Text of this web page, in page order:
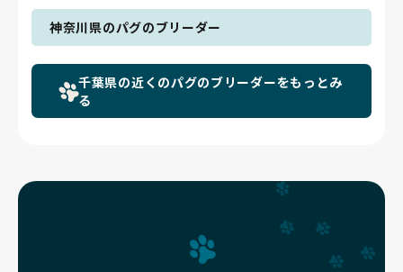
神奈川県のパグのブリーダー
千葉県の近くのパグのブリーダーをもっとみ
る